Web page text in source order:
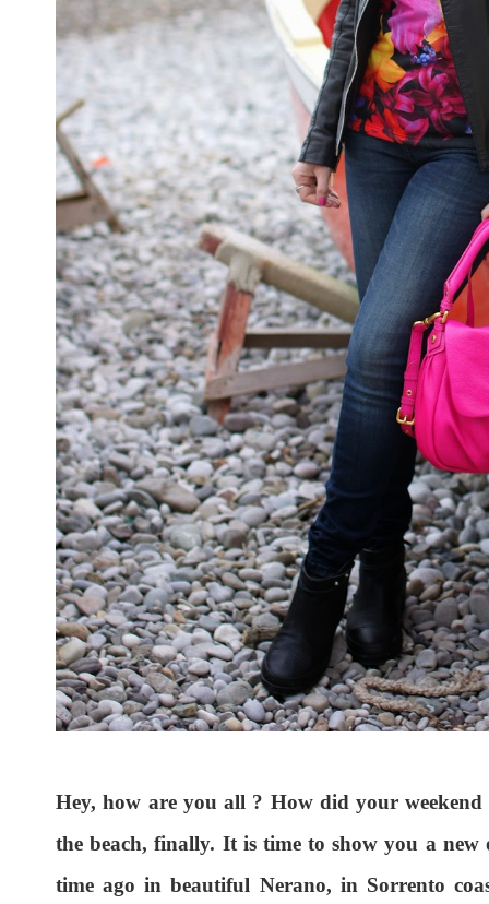
Hey, how are you all ? How did your
the beach, finally. It is time to show you a new
time ago in beautiful Nerano, in Sorrento